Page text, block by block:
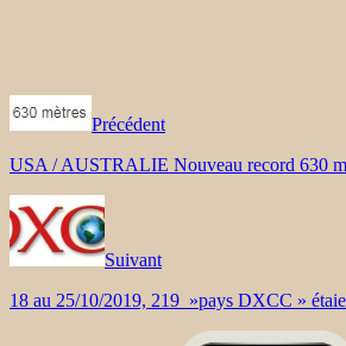
Précédent
USA / AUSTRALIE Nouveau record 630
Suivant
18 au 25/10/2019, 219 »pays DXCC »